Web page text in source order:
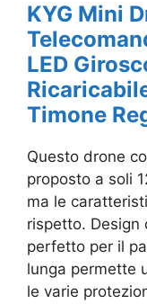
KYG Mini
LED
Timone
Questo drone
proposto a soli
ma le
rispetto. Design
perfetto per il
lunga permette
le varie